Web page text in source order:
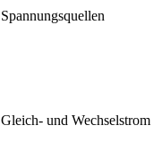
Spannungsquellen
Gleich- und Wechselstrom